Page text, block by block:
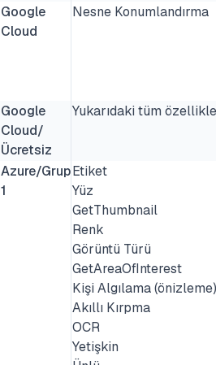
Google
Cloud
Nesne Konumlandırma
Google
Cloud/
Ücretsiz
Yukarıdaki tüm
Azure/Grup
1
Etiket
Yüz
GetThumbnail
Renk
Görüntü Türü
GetAreaOfInterest
Kişi Algılama (önizleme)
Akıllı Kırpma
OCR
Yetişkin